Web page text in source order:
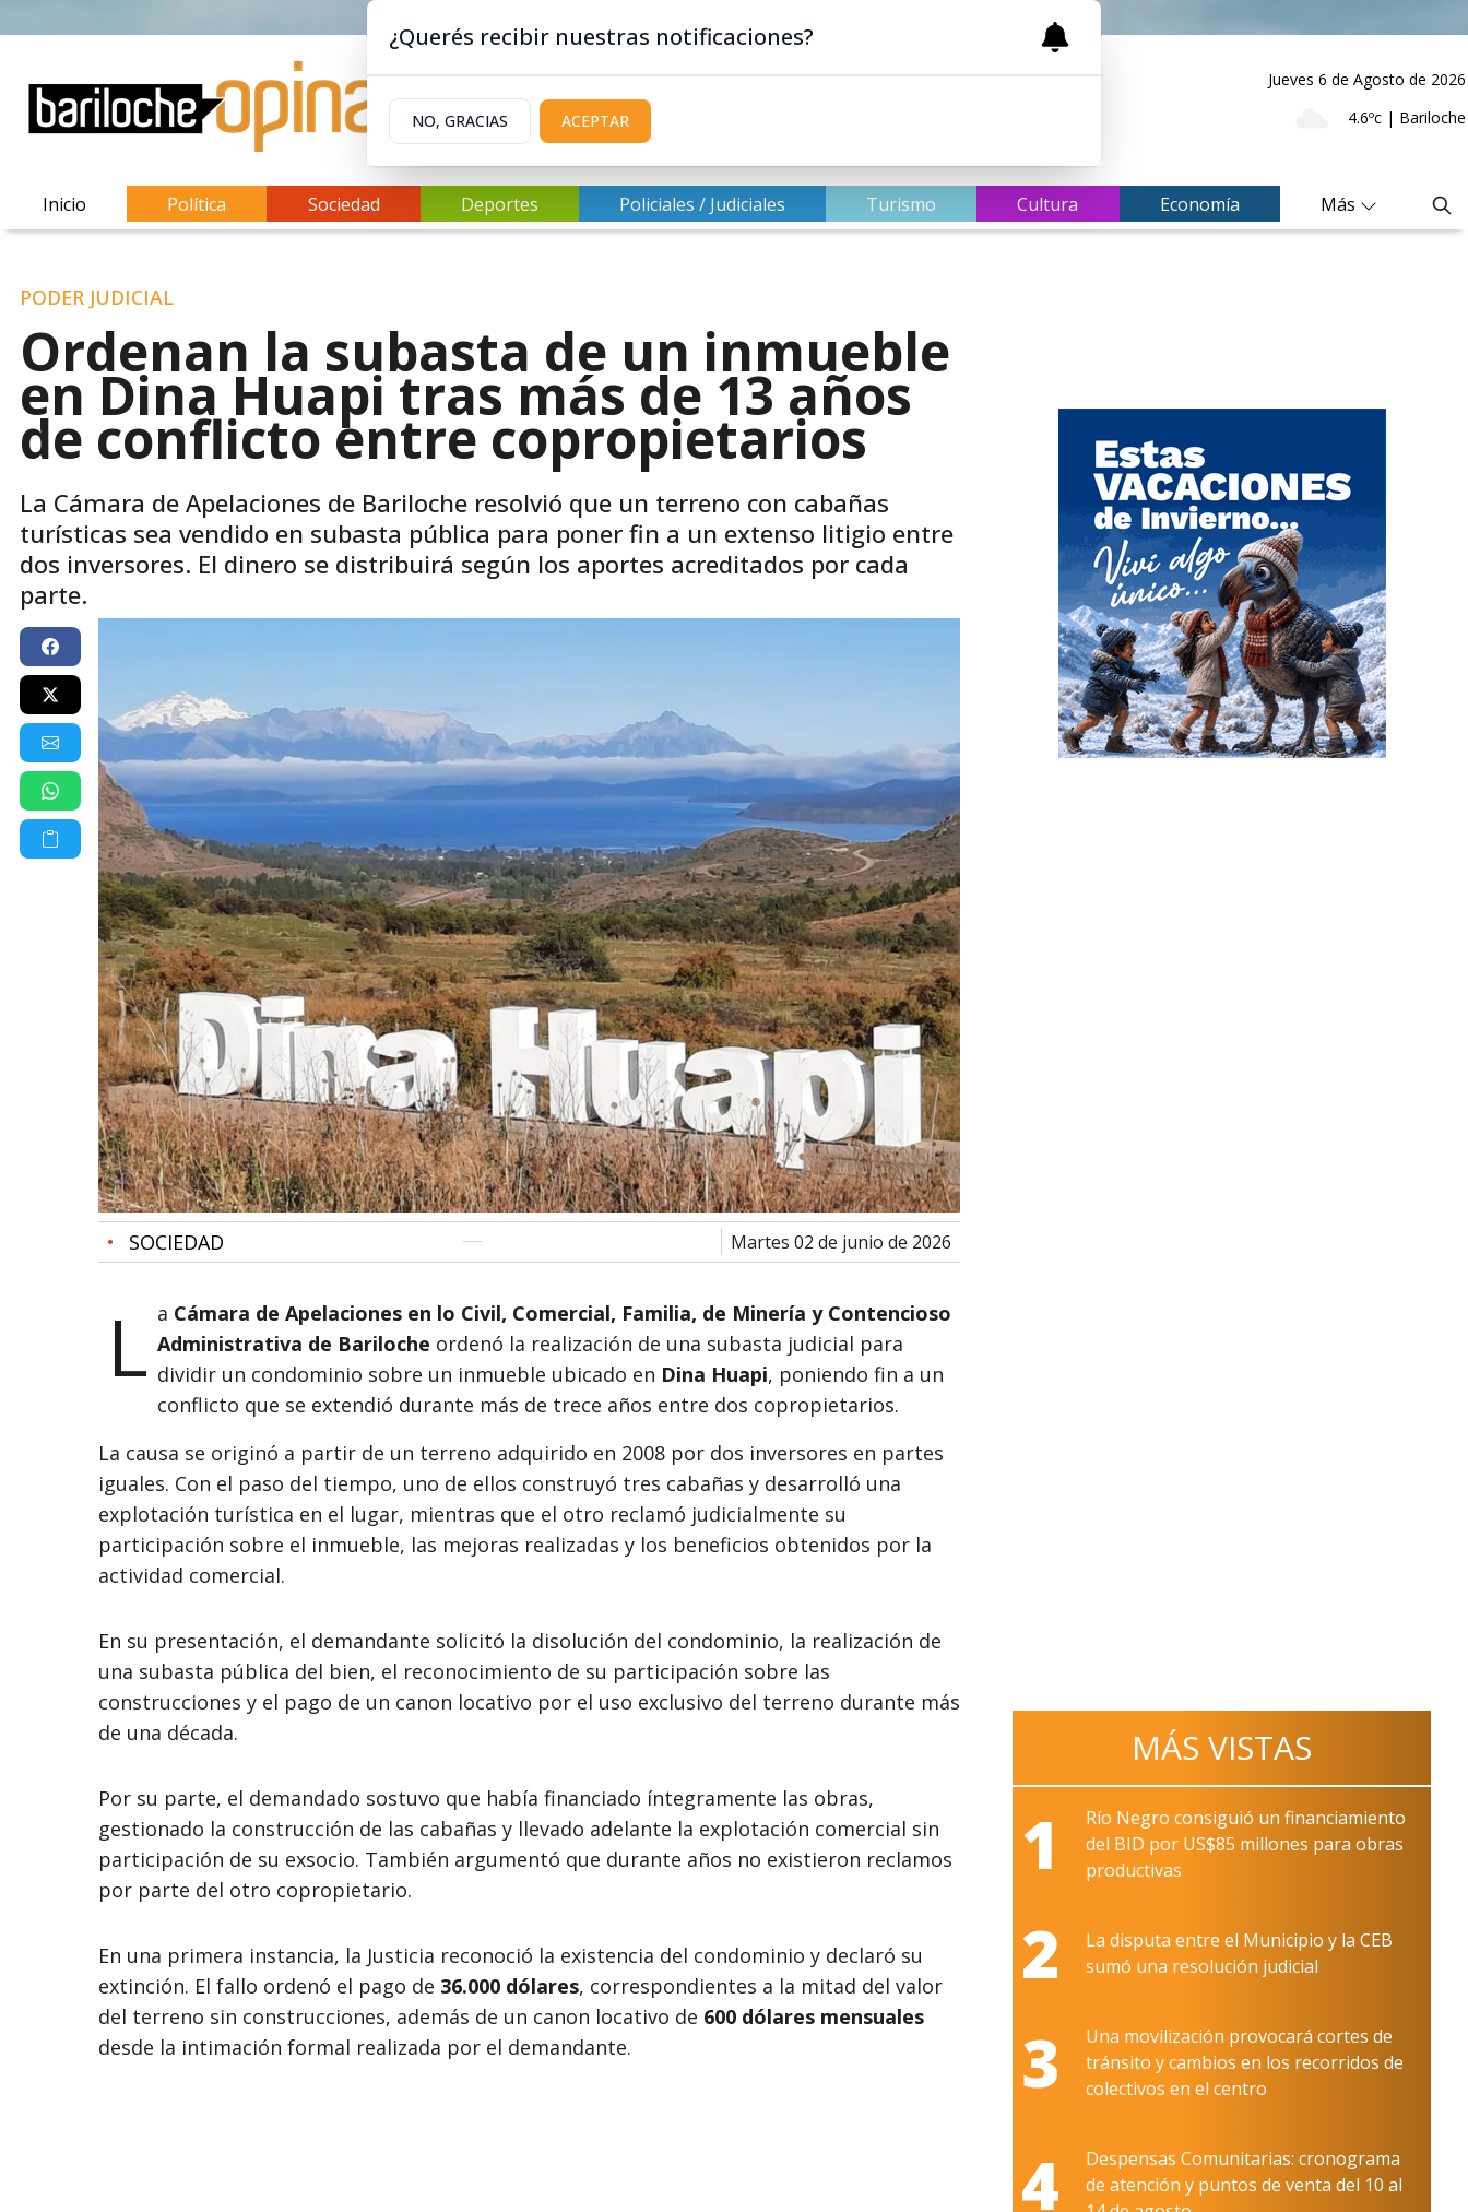
Jueves 6 de Agosto de 2026
4.6ºc | Bariloche
Inicio Política Sociedad Deportes Policiales / Judiciales Turismo Cultura Economía Más
PODER JUDICIAL
Ordenan la subasta de un inmueble
en Dina Huapi tras más de 13 años
de conflicto entre copropietarios
La Cámara de Apelaciones de Bariloche resolvió que un terreno con cabañas
turísticas sea vendido en subasta pública para poner fin a un extenso litigio entre
dos inversores. El dinero se distribuirá según los aportes acreditados por cada
parte.
• SOCIEDAD martes 02 de junio de 2026
L a Cámara de Apelaciones en lo Civil, Comercial, Familia, de Minería y Contencioso
Administrativa de Bariloche ordenó la realización de una subasta judicial para
dividir un condominio sobre un inmueble ubicado en Dina Huapi, poniendo fin a un
conflicto que se extendió durante más de trece años entre dos copropietarios.
La causa se originó a partir de un terreno adquirido en 2008 por dos inversores en partes
iguales. Con el paso del tiempo, uno de ellos construyó tres cabañas y desarrolló una
explotación turística en el lugar, mientras que el otro reclamó judicialmente su
participación sobre el inmueble, las mejoras realizadas y los beneficios obtenidos por la
actividad comercial.
En su presentación, el demandante solicitó la disolución del condominio, la realización de
una subasta pública del bien, el reconocimiento de su participación sobre las
construcciones y el pago de un canon locativo por el uso exclusivo del terreno durante más
de una década.
Por su parte, el demandado sostuvo que había financiado íntegramente las obras,
gestionado la construcción de las cabañas y llevado adelante la explotación comercial sin
participación de su exsocio. También argumentó que durante años no existieron reclamos
por parte del otro copropietario.
En una primera instancia, la Justicia reconoció la existencia del condominio y declaró su
extinción. El fallo ordenó el pago de 36.000 dólares, correspondientes a la mitad del valor
del terreno sin construcciones, además de un canon locativo de 600 dólares mensuales
desde la intimación formal realizada por el demandante.
MÁS VISTAS
1
Río Negro consiguió un financiamiento
del BID por US$85 millones para obras
productivas
2
La disputa entre el Municipio y la CEB
sumó una resolución judicial
3
Una movilización provocará cortes de
tránsito y cambios en los recorridos de
colectivos en el centro
4
Despensas Comunitarias: cronograma
de atención y puntos de venta del 10 al
¿Querés recibir nuestras notificaciones?
NO, GRACIAS ACEPTAR